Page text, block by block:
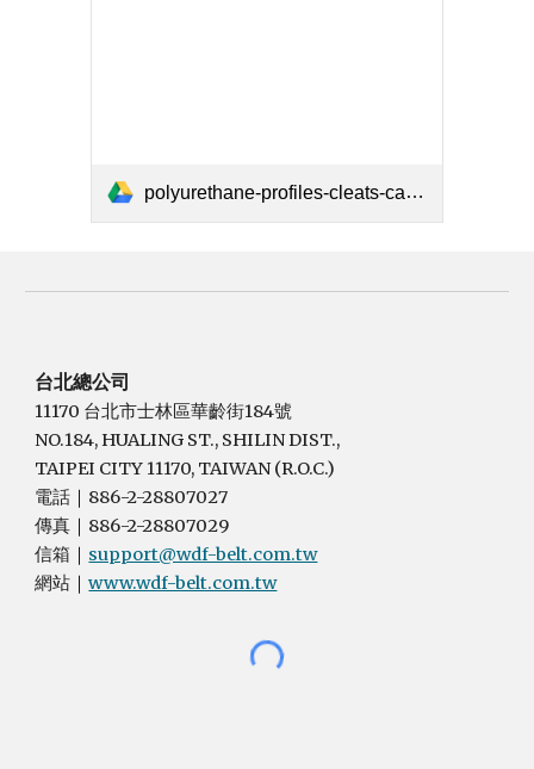
polyurethane-profiles-cleats-catalogue-elatech.pdf
台北總公司
11170 台北市士林區華齡街184號
NO.184, HUALING ST., SHILIN DIST.,
TAIPEI CITY 11170, TAIWAN (R.O.C.)
電話
886-2-28807027
傳真
886-2-28807029
信箱
support@wdf-belt.com.tw
網站 ｜www.wdf-belt.com.tw